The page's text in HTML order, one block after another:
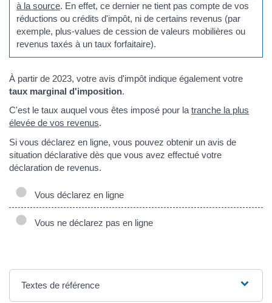
à la source. En effet, ce dernier ne tient pas compte de vos
réductions ou crédits d'impôt, ni de certains revenus (par
exemple, plus-values de cession de valeurs mobilières ou
revenus taxés à un taux forfaitaire).
À partir de 2023, votre avis d'impôt indique également votre
taux marginal d'imposition.
C'est le taux auquel vous êtes imposé pour la tranche la plus
élevée de vos revenus.
Si vous déclarez en ligne, vous pouvez obtenir un avis de
situation déclarative dès que vous avez effectué votre
déclaration de revenus.
Vous déclarez en ligne
Vous ne déclarez pas en ligne
Textes de référence